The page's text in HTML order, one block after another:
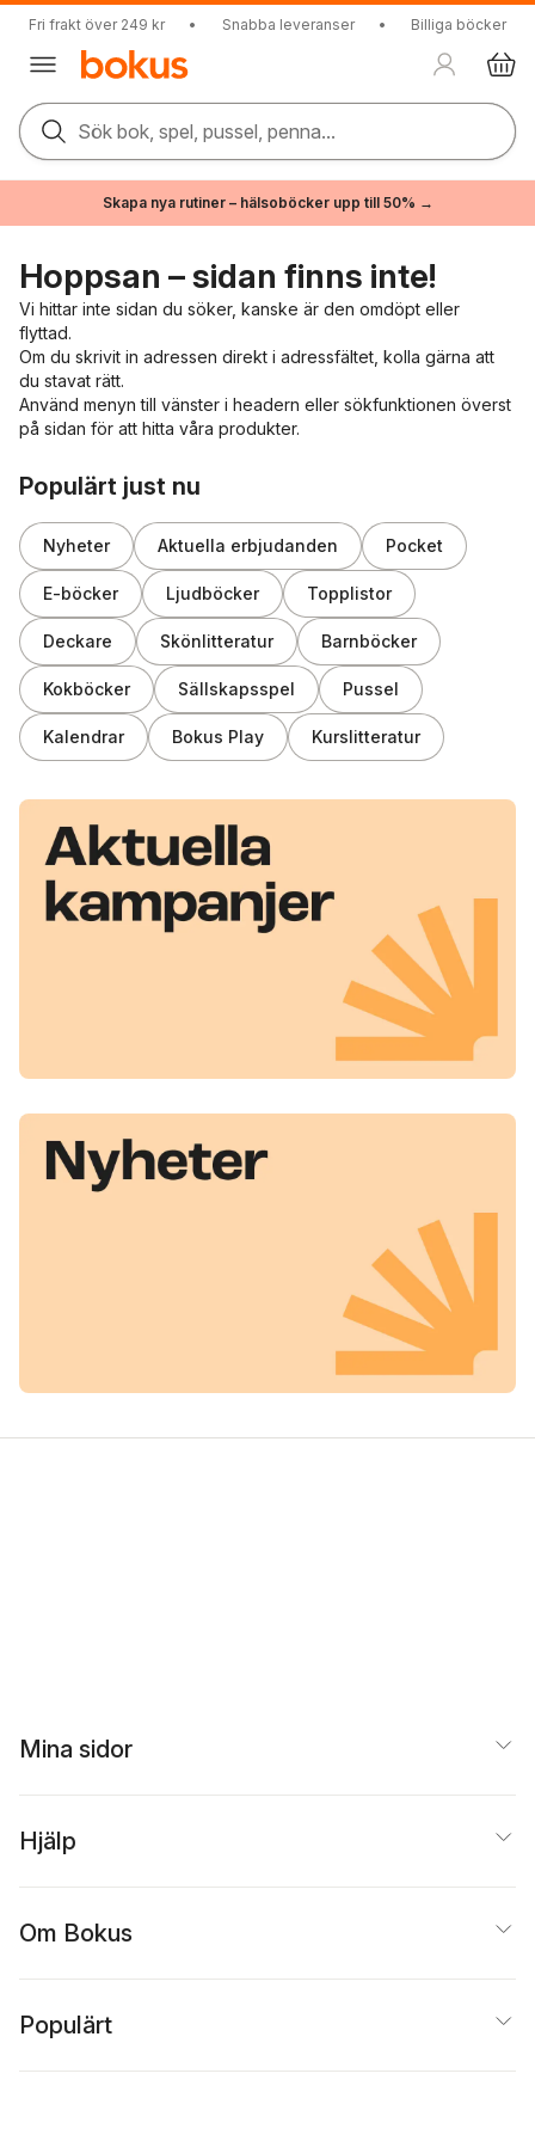
Fri frakt över 249 kr • Snabba leveranser • Billiga böcker
Sök bok, spel, pussel, penna...
Skapa nya rutiner – hälsoböcker upp till 50% →
Hoppsan – sidan finns inte!
Vi hittar inte sidan du söker, kanske är den omdöpt eller
flyttad.
Om du skrivit in adressen direkt i adressfältet, kolla gärna att
du stavat rätt.
Använd menyn till vänster i headern eller sökfunktionen överst
på sidan för att hitta våra produkter.
Populärt just nu
Nyheter Aktuella erbjudanden Pocket
E-böcker Ljudböcker Topplistor
Deckare Skönlitteratur Barnböcker
Kokböcker Sällskapsspel Pussel
Kalendrar Bokus Play Kurslitteratur
Mina sidor
Hjälp
Om Bokus
Populärt